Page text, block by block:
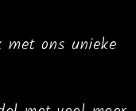
met ons unieke